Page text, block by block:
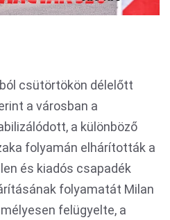
csütörtökön délelőtt
a városban a
a különböző
folyamán elhárították a
és kiadós csapadék
folyamatát Milan
felügyelte, a